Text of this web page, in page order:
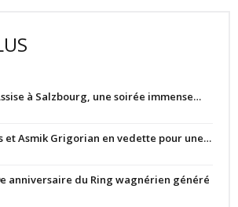
à Salzbourg, une soirée immense…
et Asmik Grigorian en vedette pour une…
anniversaire du Ring wagnérien généré